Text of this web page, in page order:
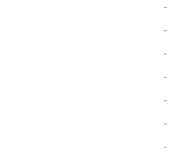
-
-
-
-
-
-
-